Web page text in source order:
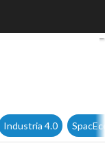
Snapchat:
Industria 4.0